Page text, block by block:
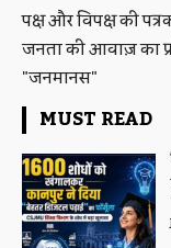
पक्ष और विपक्ष की
जनता की आवाज़ का
"जनमानस"
MUST READ